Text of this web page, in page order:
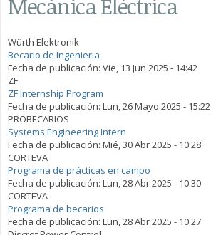
Mecánica Eléctrica
Würth Elektronik
Becario de Ingenieria
Fecha de publicación: Vie, 13 Jun 2025 - 14:42
ZF
ZF Internship Program
Fecha de publicación: Lun, 26 Mayo 2025 - 15:22
PROBECARIOS
Systems Engineering Intern
Fecha de publicación: Mié, 30 Abr 2025 - 10:28
CORTEVA
Programa de prácticas en campo
Fecha de publicación: Lun, 28 Abr 2025 - 10:30
CORTEVA
Programa de becarios
Fecha de publicación: Lun, 28 Abr 2025 - 10:27